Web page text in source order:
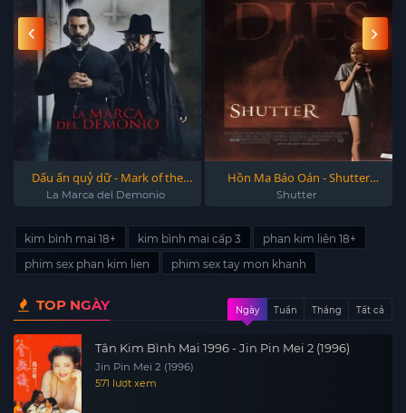
Dấu ấn quỷ dữ - Mark of the
Devil 2020
La Marca del Demonio
Hồn Ma Báo Oán - Shutter
2008
Shutter
kim bình mai 18+ kim bình mai cấp 3
phan kim liên 18+
phim sex phan kim lien
phim sex tay mon khanh
TOP NGÀY Ngày Tuần Tháng Tất cả
Tân Kim Bình Mai 1996 - Jin Pin Mei 2 (1996)
Jin Pin Mei 2 (1996)
571 lượt xem